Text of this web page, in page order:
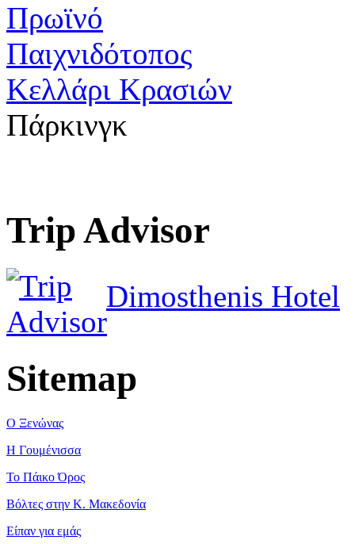
Πρωϊνό
Παιχνιδότοπος
Κελλάρι Κρασιών
Πάρκινγκ
Trip Advisor
Dimosthenis Hotel
Sitemap
Ο Ξενώνας
Η Γουμένισσα
Το Πάικο Όρος
Βόλτες στην Κ. Μακεδονία
Είπαν για εμάς